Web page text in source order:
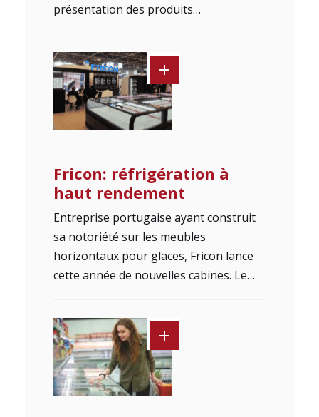
présentation des produits…
Fricon: réfrigération à
haut rendement
Entreprise portugaise ayant construit
sa notoriété sur les meubles
horizontaux pour glaces, Fricon lance
cette année de nouvelles cabines. Le…